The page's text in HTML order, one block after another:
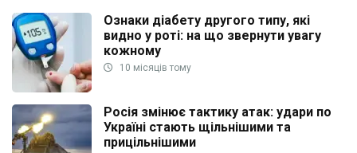
Ознаки діабету другого типу, які
видно у роті: на що звернути увагу
кожному
10 місяців тому
Росія змінює тактику атак: удари по
Україні стають щільнішими та
прицільнішими